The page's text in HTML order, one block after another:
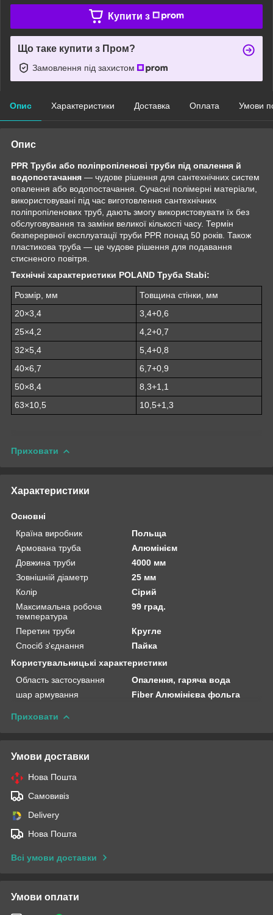
Купити з
Що таке купити з Пром?
Замовлення під захистом
Опис Характеристики Доставка Оплата Умови
Опис
PPR Труби або поліпропіленові труби під опалення й
водопостачання — чудове рішення для сантехнічних систем
опалення або водопостачання. Сучасні полімерні матеріали,
використовувані під час виготовлення сантехнічних
поліпропіленових труб, дають змогу використовувати їх без
обслуговування та заміни великої кількості часу. Термін
безперервної експлуатації труби PPR понад 50 років. Також
пластикова труба — це чудове рішення для подавання
стисненого повітря.
Технічні характеристики POLAND Труба Stabi:
Розмір, мм
Товщина стінки, мм
20×3,4
3,4+0,6
25×4,2
4,2+0,7
32×5,4
5,4+0,8
40×6,7
6,7+0,9
50×8,4
8,3+1,1
63×10,5
10,5+1,3
Приховати
Характеристики
Основні
Країна виробник
Польща
Армована труба
Алюмінієм
Довжина труби
4000 мм
Зовнішній діаметр
25 мм
Колір
Сірий
Максимальна робоча
температура
99 град.
Перетин труби
Кругле
Спосіб з'єднання
Пайка
Користувальницькі характеристики
Область застосування
Опалення, гаряча вода
шар армування
Fiber Алюмінієва фольга
Приховати
Умови доставки
Нова Пошта
Самовивіз
Delivery
Нова Пошта
Всі умови доставки
Умови оплати